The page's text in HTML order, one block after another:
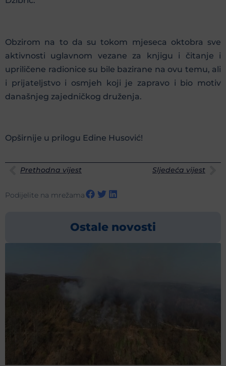
Obzirom na to da su tokom mjeseca oktobra sve
aktivnosti uglavnom vezane za knjigu i čitanje i
upriličene radionice su bile bazirane na ovu temu, ali
i prijateljstvo i osmjeh koji je zapravo i bio motiv
današnjeg zajedničkog druženja.
Opširnije u prilogu Edine Husović!
Prethodna vijest Sljedeća vijest
Podijelite na mrežama
Ostale novosti